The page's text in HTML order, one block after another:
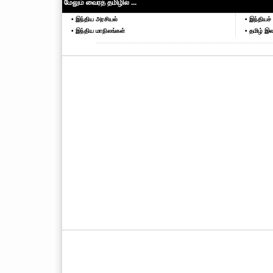
மேலும் வைரத் தமிழில் ...
• இந்திய அரசியல்
• இந்திய மாநிலங்கள்
• இந்தியச்
• தமிழ்